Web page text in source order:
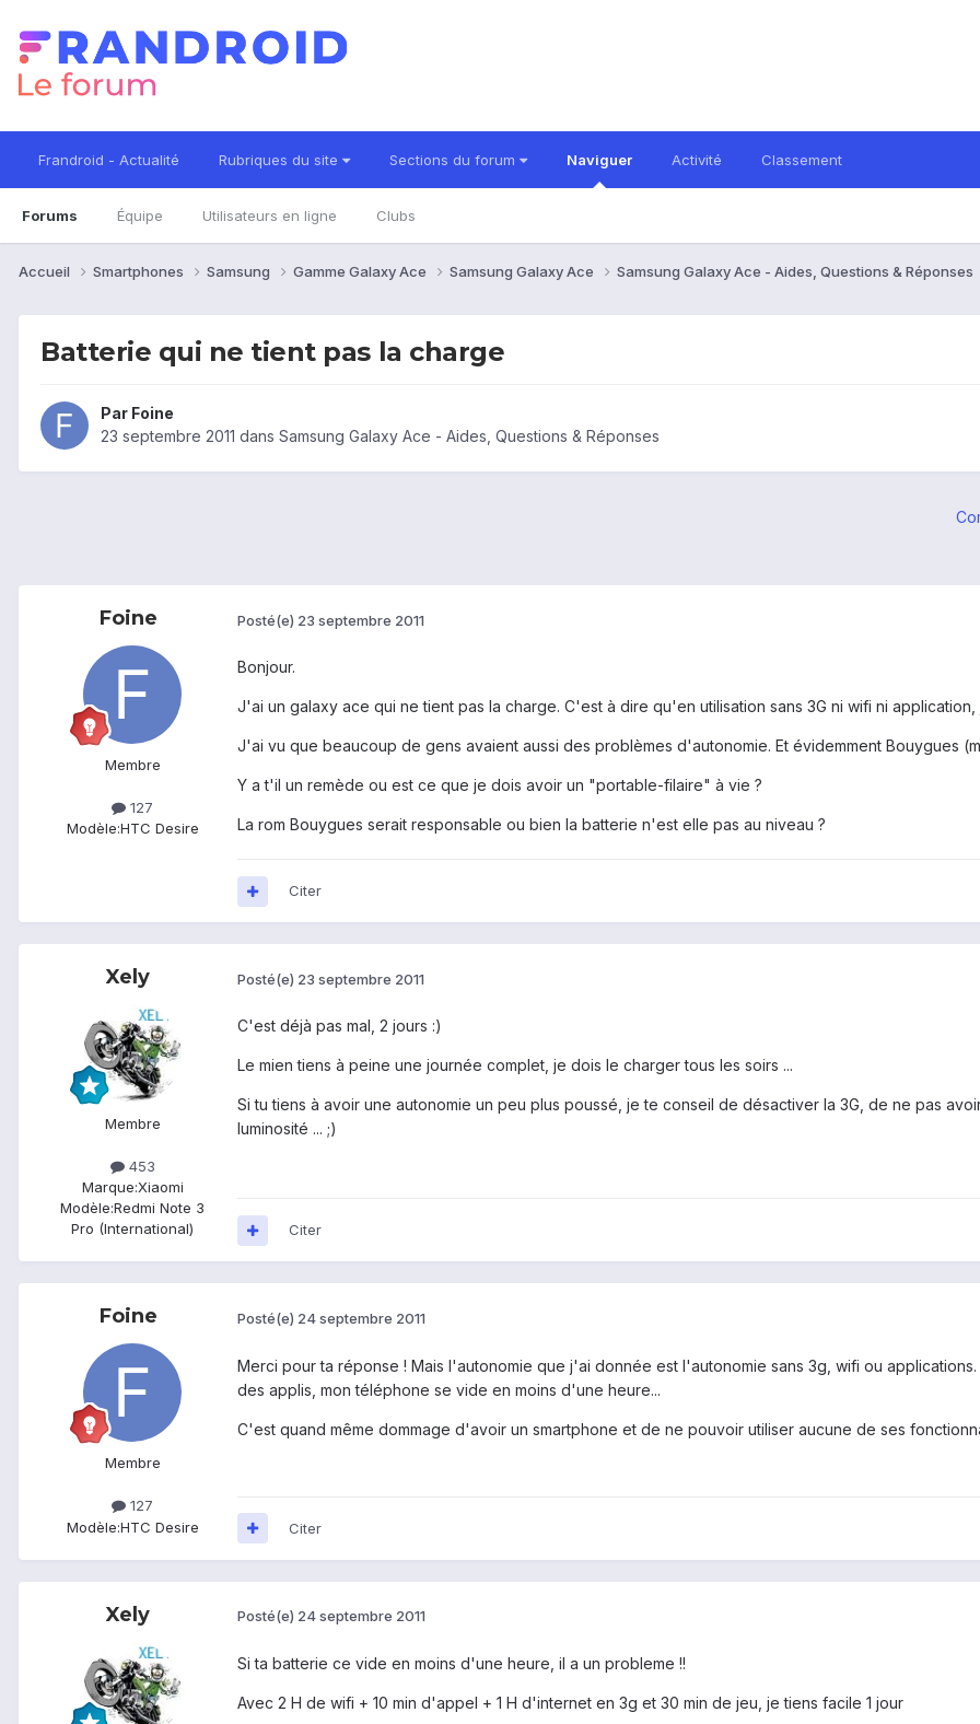
Frandroid - Actualité Rubriques du site Sections du forum Naviguer
Forums Équipe Utilisateurs en ligne Clubs
Activité Classement
Accueil Smartphones Samsung Gamme Galaxy Ace Samsung Galaxy Ace Samsung Galaxy Ace - Aides, Questions & Réponses
Batterie qui ne tient pas la charge
Par Foine
23 septembre 2011 dans Samsung Galaxy Ace - Aides, Questions & Réponses
Foine
Membre
127
Modèle:HTC Desire
Posté(e) 23 septembre 2011
Bonjour.
J'ai un galaxy ace qui ne tient pas la charge. C'est à dire qu'en utilisation sans 3G ni wifi ni
J'ai vu que beaucoup de gens avaient aussi des problèmes d'autonomie. Et évidemment Bouygues
Y a t'il un remède ou est ce que je dois avoir un "portable-filaire" à vie ?
La rom Bouygues serait responsable ou bien la batterie n'est elle pas au niveau ?
Citer
Xely
Membre
453
Marque:Xiaomi
Modèle:Redmi Note 3
Pro (International)
Posté(e) 23 septembre 2011
C'est déjà pas mal, 2 jours :)
Le mien tiens à peine une journée complet, je dois le charger tous les soirs ...
Si tu tiens à avoir une autonomie un peu plus poussé, je te conseil de désactiver la 3G, de ne pas
luminosité ... ;)
Citer
Foine
Membre
127
Modèle:HTC Desire
Posté(e) 24 septembre 2011
Merci pour ta réponse ! Mais l'autonomie que j'ai donnée est l'autonomie sans 3g, wifi ou
des applis, mon téléphone se vide en moins d'une heure...
C'est quand même dommage d'avoir un smartphone et de ne pouvoir utiliser aucune de ses
Citer
Xely Posté(e) 24 septembre 2011
Si ta batterie ce vide en moins d'une heure, il a un probleme !!
Avec 2 H de wifi + 10 min d'appel + 1 H d'internet en 3g et 30 min de jeu, je tiens facile 1 jour